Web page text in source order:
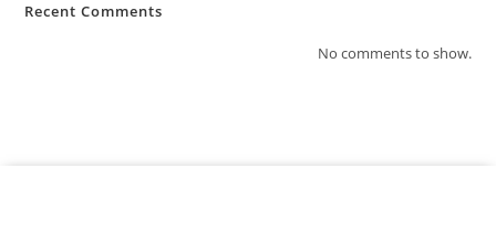
Recent Comments
No comments to show.